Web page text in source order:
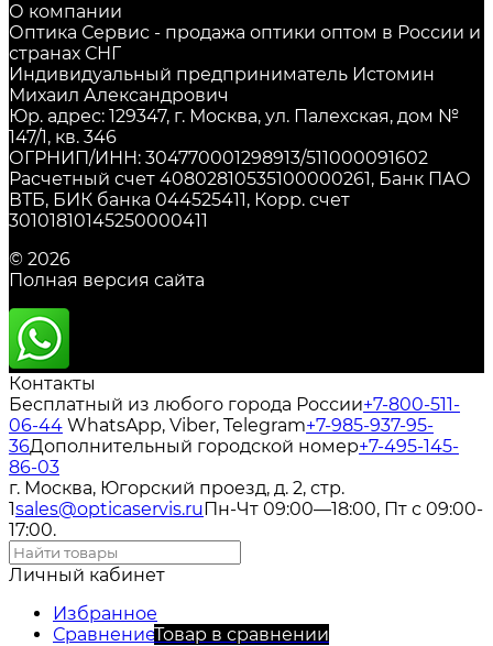
О компании
Оптика Сервис - продажа оптики оптом в России и
странах СНГ
Индивидуальный предприниматель Истомин
Михаил Александрович
Юр. адрес: 129347, г. Москва, ул. Палехская, дом №
147/1, кв. 346
ОГРНИП/ИНН: 304770001298913/511000091602
Расчетный счет 40802810535100000261, Банк ПАО
ВТБ, БИК банка 044525411, Корр. счет
30101810145250000411
© 2026
Полная версия сайта
Контакты
Бесплатный из любого города России+7-800-511-
06-44 WhatsApp, Viber, Telegram+7-985-937-95-
36Дополнительный городской номер+7-495-145-
86-03
г. Москва, Югорский проезд, д. 2, стр.
1sales@opticaservis.ruПн-Чт 09:00—18:00, Пт с 09:00-
17:00.
Личный кабинет
Избранное
СравнениеТовар в сравнении